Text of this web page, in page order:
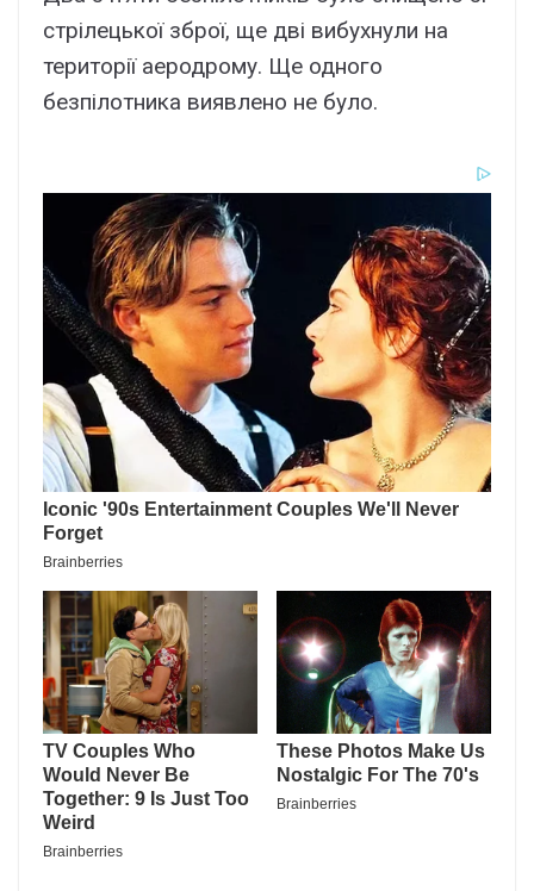
стрілецької зброї, ще дві вибухнули на
території аеродрому. Ще одного
безпілотника виявлено не було.